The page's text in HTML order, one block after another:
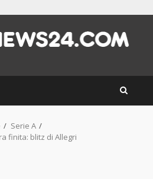
Serie A
finita: blitz di Allegri